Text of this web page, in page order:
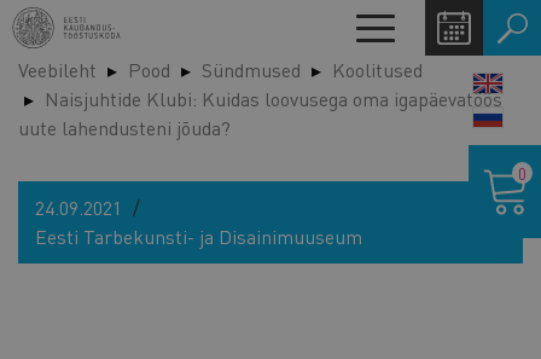
Liigu
edasi
põhisisu
juurde
Toggle
navigation
Veebileht Pood Sündmused
Koolitused
Naisjuhtide Klubi: Kuidas loovusega oma igapäevatöös
uute lahendusteni jõuda?
24.09.2021
Eesti Tarbekunsti- ja Disainimuuseum
0